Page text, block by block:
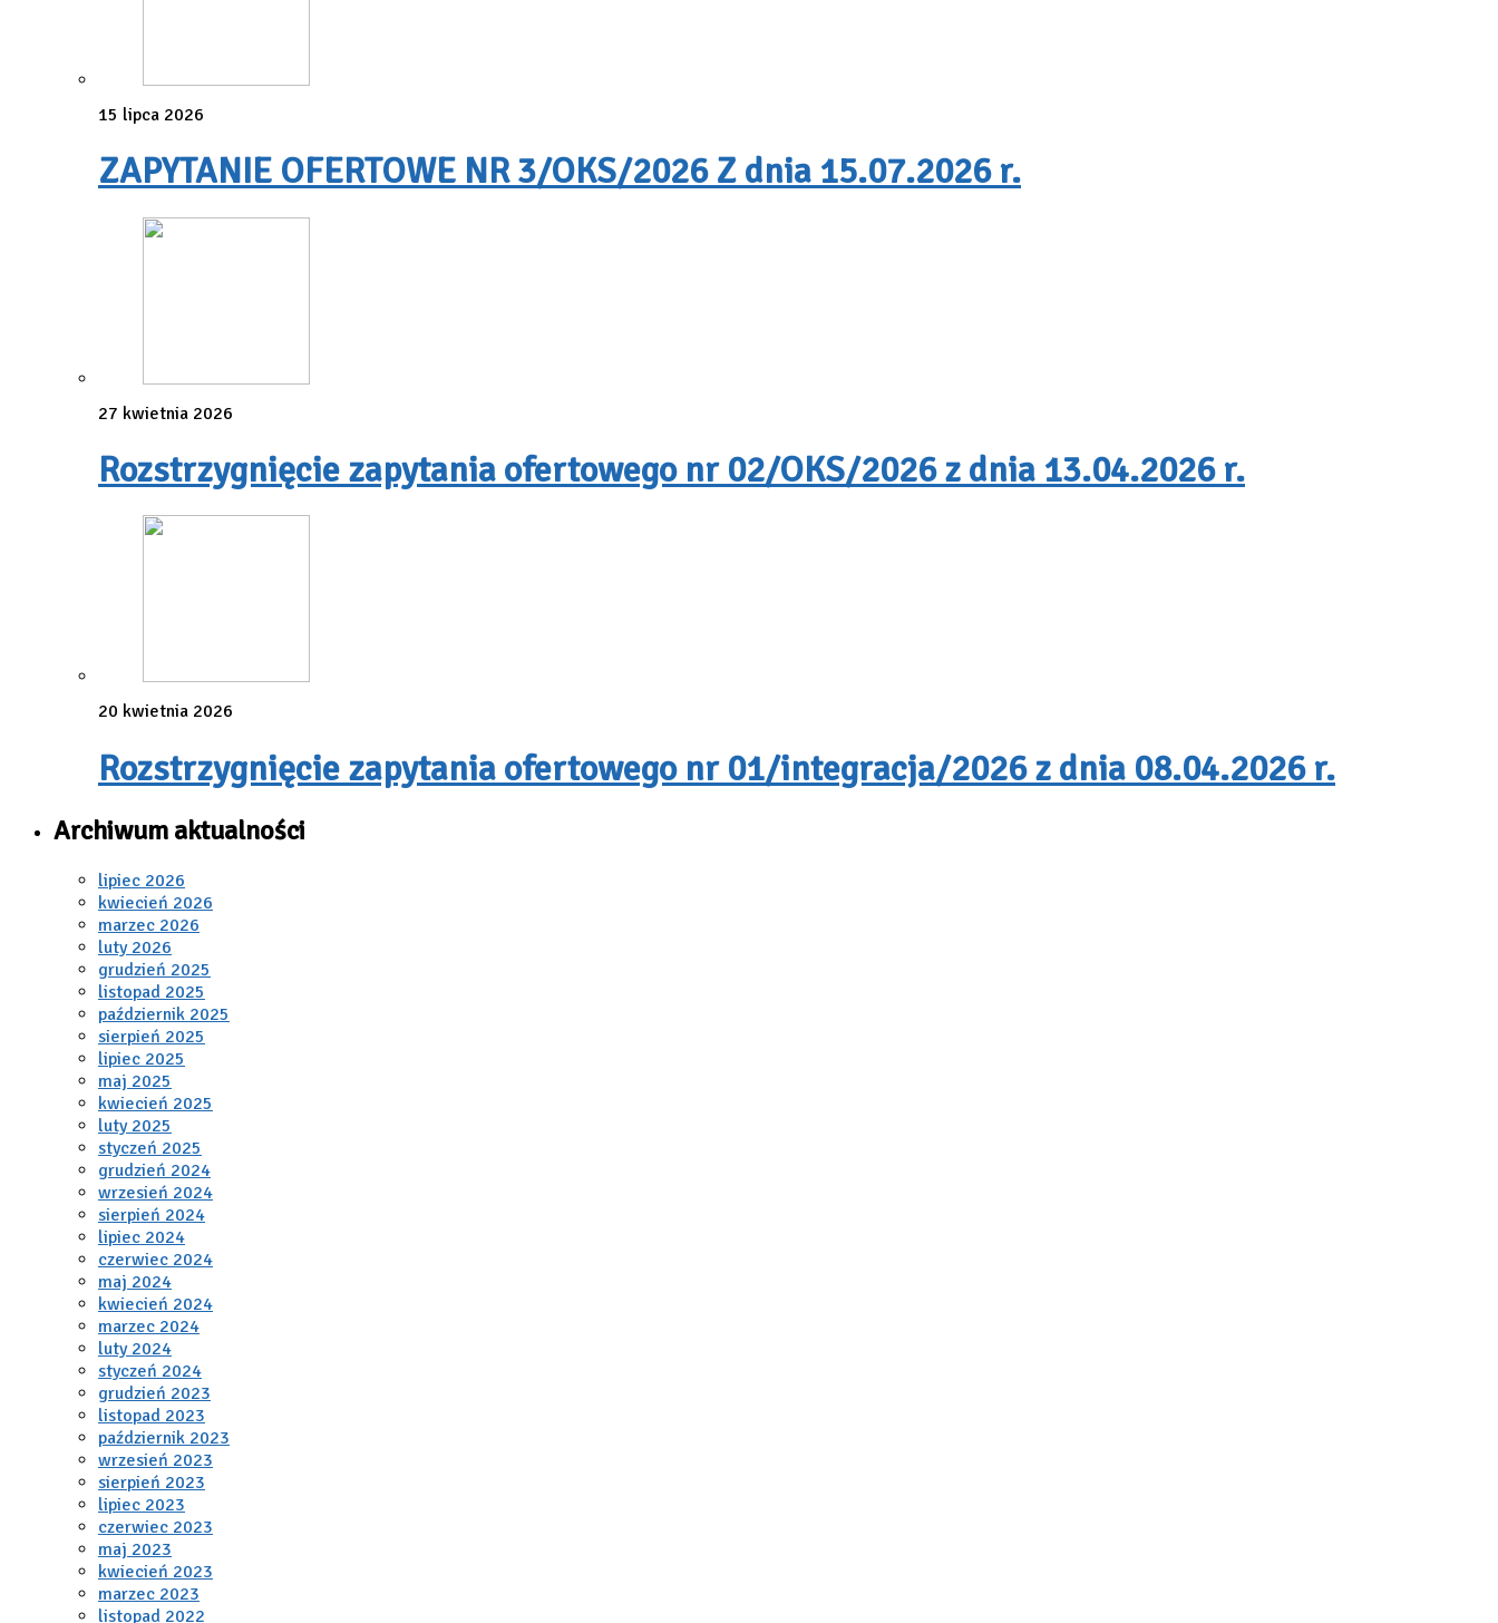
15 lipca 2026
ZAPYTANIE OFERTOWE NR 3/OKS/2026 Z dnia 15.07.2026 r.
27 kwietnia 2026
Rozstrzygnięcie zapytania ofertowego nr 02/OKS/2026 z dnia 13.04.2026 r.
20 kwietnia 2026
Rozstrzygnięcie zapytania ofertowego nr 01/integracja/2026 z dnia 08.04.2026 r.
Archiwum aktualności
lipiec 2026
kwiecień 2026
marzec 2026
luty 2026
grudzień 2025
listopad 2025
październik 2025
sierpień 2025
lipiec 2025
maj 2025
kwiecień 2025
luty 2025
styczeń 2025
grudzień 2024
wrzesień 2024
sierpień 2024
lipiec 2024
czerwiec 2024
maj 2024
kwiecień 2024
marzec 2024
luty 2024
styczeń 2024
grudzień 2023
listopad 2023
październik 2023
wrzesień 2023
sierpień 2023
lipiec 2023
czerwiec 2023
maj 2023
kwiecień 2023
marzec 2023
listopad 2022